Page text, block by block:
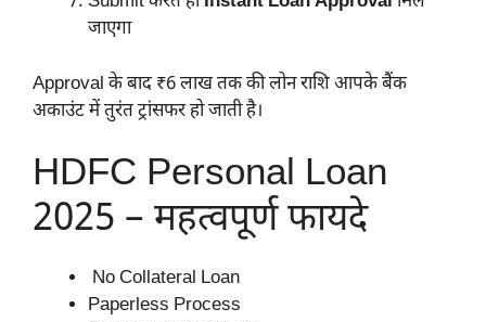
जाएगा
Approval के बाद ₹6 लाख तक की लोन राशि आपके बैंक
अकाउंट में तुरंत ट्रांसफर हो जाती है।
HDFC Personal Loan
2025 – महत्वपूर्ण फायदे
No Collateral Loan
Paperless Process